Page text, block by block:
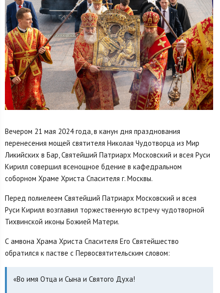
Вечером 21 мая 2024 года, в канун дня празднования
перенесения мощей святителя Николая Чудотворца из Мир
Ликийских в Бар, Святейший Патриарх Московский и всея Руси
Кирилл совершил всенощное бдение в кафедральном
соборном Храме Христа Спасителя г. Москвы.
Перед полиелеем Святейший Патриарх Московский и всея
Руси Кирилл возглавил торжественную встречу чудотворной
Тихвинской иконы Божией Матери.
С амвона Храма Христа Спасителя Его Святейшество
обратился к пастве с Первосвятительским словом:
«Во имя Отца и Сына и Святого Духа!